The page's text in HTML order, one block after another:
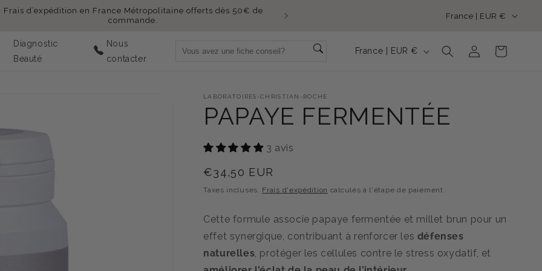
Frais d’expédition en France Métropolitaine offerts dès 50€ de
commande.
En été, notre accueil téléphonique est ouvert du lundi au
de 9h30 à 15h30. Vous pouvez nous joindre au 04 94 67 68
P
Y
R
É
France | EUR €
Diagnostic
Beauté
Nous
contacter
P
S
/
I
O
N
France | EUR € ConnexionPanier
LABORATOIRES-CHRISTIAN-ROCHE
PAPAYE FERMENTÉE
3 avis
Prix
habituel
€34,50 EUR
Taxes incluses. Frais d'expédition calculés à l'étape de paiement.
Cette formule associe papaye fermentée et millet brun pour un
effet synergique, contribuant à renforcer les défenses
naturelles, protéger les cellules contre le stress oxydatif, et